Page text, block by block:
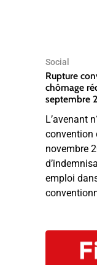
Social
Rupture
chômage
septembre
L’avenant
convention
novembre
emploi